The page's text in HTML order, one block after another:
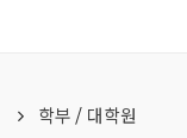
학부 / 대학원